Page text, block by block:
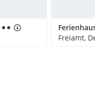
Freiamt,